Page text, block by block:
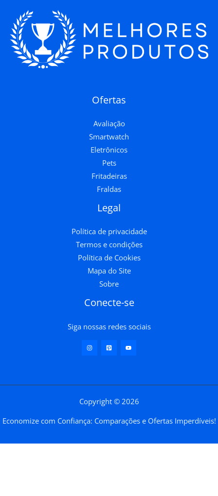
Ofertas
Avaliação
Smartwatch
Eletrônicos
Pets
Fritadeiras
Fraldas
Legal
Política de privacidade
Termos e condições
Política de Cookies
Mapa do Site
Sobre
Conecte-se
Siga nossas redes sociais
Copyright © 2026
Economize com Confiança: Comparações e Ofertas Imperdíveis!